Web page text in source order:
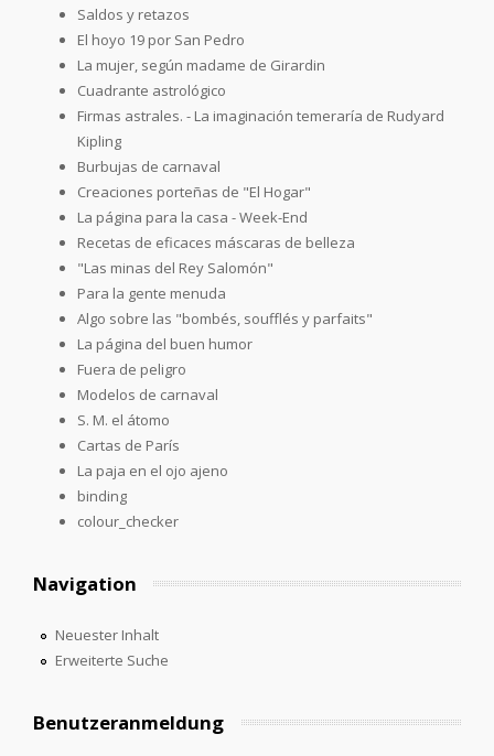
Saldos y retazos
El hoyo 19 por San Pedro
La mujer, según madame de Girardin
Cuadrante astrológico
Firmas astrales. - La imaginación temeraría de Rudyard
Kipling
Burbujas de carnaval
Creaciones porteñas de "El Hogar"
La página para la casa - Week-End
Recetas de eficaces máscaras de belleza
"Las minas del Rey Salomón"
Para la gente menuda
Algo sobre las "bombés, soufflés y parfaits"
La página del buen humor
Fuera de peligro
Modelos de carnaval
S. M. el átomo
Cartas de París
La paja en el ojo ajeno
binding
colour_checker
Navigation
Neuester Inhalt
Erweiterte Suche
Benutzeranmeldung